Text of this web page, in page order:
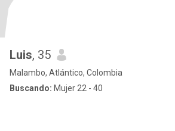
Luis, 35
Malambo, Atlántico, Colombia
Buscando: Mujer 22 - 40